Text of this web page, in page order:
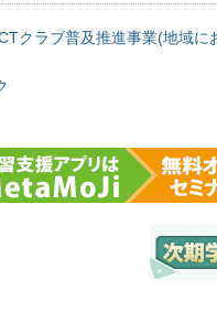
クラブ普及推進事業(地域